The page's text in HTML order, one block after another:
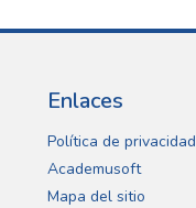
Enlaces
Política de privacidad
Academusoft
Mapa del sitio